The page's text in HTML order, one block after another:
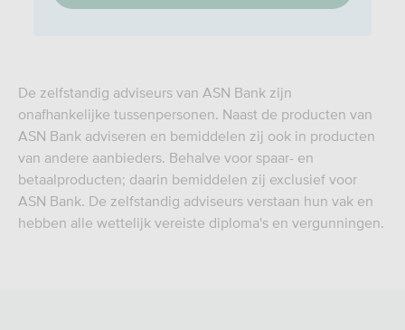
De zelfstandig adviseurs van ASN Bank zijn
onafhankelijke tussenpersonen. Naast de producten van
ASN Bank adviseren en bemiddelen zij ook in producten
van andere aanbieders. Behalve voor spaar- en
betaalproducten; daarin bemiddelen zij exclusief voor
ASN Bank. De zelfstandig adviseurs verstaan hun vak en
hebben alle wettelijk vereiste diploma's en vergunningen.